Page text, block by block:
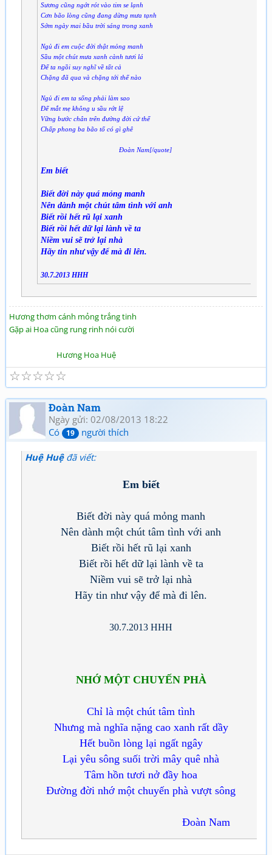
Sương cũng ngớt rót vào tim se lạnh
Cơn bão lòng cũng đang dừng mưa tạnh
Sớm ngày mai bầu trời sáng trong xanh
Ngủ đi em cuộc đời thật mỏng manh
Sầu một chút mưa xanh cành tươi lá
Để ta ngồi suy nghĩ về tất cả
Chặng đã qua và chặng tới thế nào
Ngủ đi em ta sống phải làm sao
Để mắt mẹ không u sầu rớt lệ
Vững bước chân trên đường đời cứ thế
Chấp phong ba bão tố có gì ghê
Đoàn Nam[/quote]
Em biết
Biết đời này quá mỏng manh
Nên dành một chút tâm tình với anh
Biết rồi hết rũ lại xanh
Biết rồi hết dữ lại lành về ta
Niềm vui sẽ trở lại nhà
Hãy tin như vậy để mà đi lên.
30.7.2013 HHH
Hương thơm cánh mỏng trắng tinh
Gặp ai Hoa cũng rung rinh nói cười
Hương Hoa Huệ
☆
☆
☆
☆
☆
Đoàn Nam
Ngày gửi: 02/08/2013 18:22
Có
19 người thích
Huệ Huệđã viết:
Em biết
Biết đời này quá mỏng manh
Nên dành một chút tâm tình với anh
Biết rồi hết rũ lại xanh
Biết rồi hết dữ lại lành về ta
Niềm vui sẽ trở lại nhà
Hãy tin như vậy để mà đi lên.
30.7.2013 HHH
NHỚ MỘT CHUYẾN PHÀ
Chỉ là một chút tâm tình
Nhưng mà nghĩa nặng cao xanh rất dầy
Hết buồn lòng lại ngất ngây
Lại yêu sông suối trời mây quê nhà
Tâm hồn tươi nở đầy hoa
Đường đời nhớ một chuyến phà vượt sông
Đoàn Nam